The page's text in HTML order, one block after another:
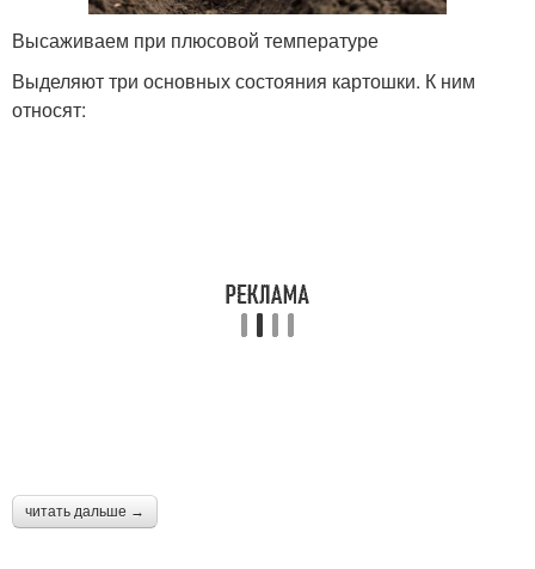
Высаживаем при плюсовой температуре
Выделяют три основных состояния картошки. К ним
относят:
читать дальше →